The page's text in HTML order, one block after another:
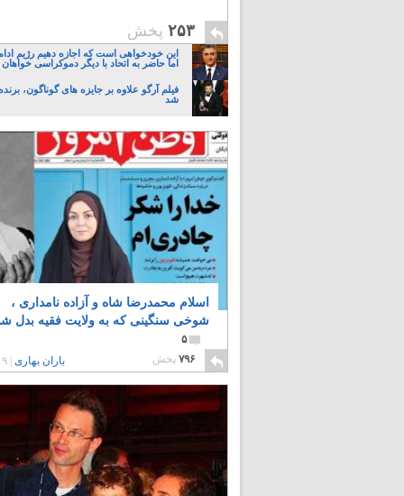
۲۵۳ پخش
این خودخواهی است که اجازه دهیم رژیم
اما حاضر به اتحاد با دیگر دموکراسی خواهان
فیلم آرگو علاوه بر جایزه های گوناگون،
شد
اسلام محمدرضا شاه و آزاده نامداری ،
شوخی سنگینی که به ولایت فقیه بدل
۵
۷۹۶ پخش باران بهاری |۹ سال پیش